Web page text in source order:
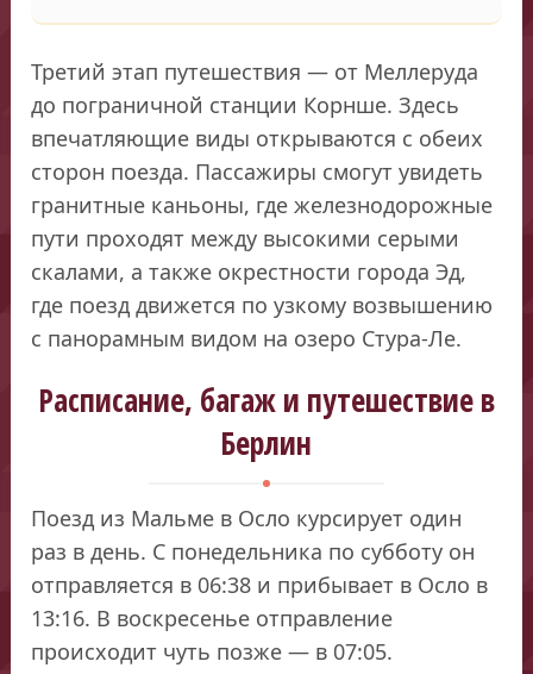
Третий этап путешествия — от Меллеруда
до пограничной станции Корнше. Здесь
впечатляющие виды открываются с обеих
сторон поезда. Пассажиры смогут увидеть
гранитные каньоны, где железнодорожные
пути проходят между высокими серыми
скалами, а также окрестности города Эд,
где поезд движется по узкому возвышению
с панорамным видом на озеро Стура-Ле.
Расписание, багаж и путешествие в
Берлин
Поезд из Мальме в Осло курсирует один
раз в день. С понедельника по субботу он
отправляется в 06:38 и прибывает в Осло в
13:16. В воскресенье отправление
происходит чуть позже — в 07:05.